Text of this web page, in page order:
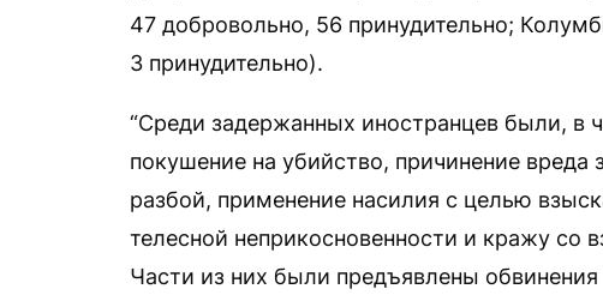
47 добровольно, 56 принудительно;
3 принудительно).
“Среди задержанных иностранцев были, в
покушение на убийство, причинение
разбой, применение насилия с целью
телесной неприкосновенности и кражу
Части из них были предъявлены